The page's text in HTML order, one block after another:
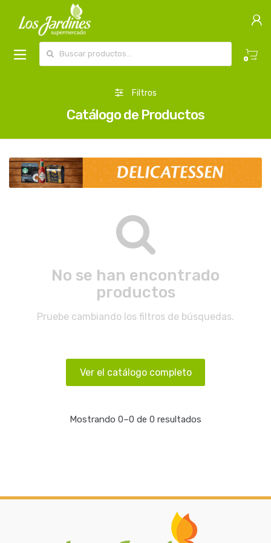
0
Filtros
Catálogo de Productos
No se han encontrado
productos
Pruebe cambiando los filtros de búsquedas.
Ver el catálogo completo
Mostrando 0–0 de 0 resultados